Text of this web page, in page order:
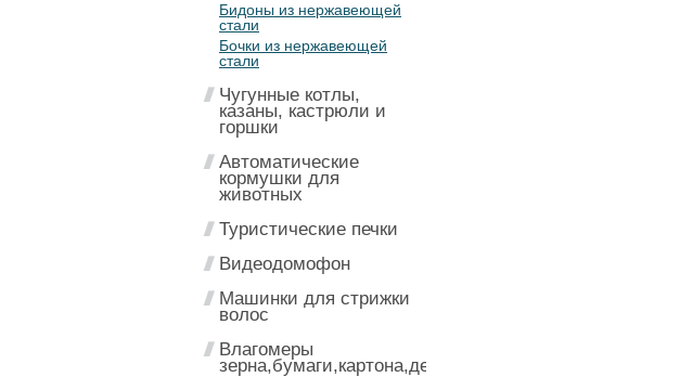
Бидоны из нержавеющей
стали
Бочки из нержавеющей
стали
Чугунные котлы,
казаны, кастрюли и
горшки
Автоматические
кормушки для
животных
Туристические печки
Видеодомофон
Машинки для стрижки
волос
Влагомеры
зерна,бумаги,картона,дерева